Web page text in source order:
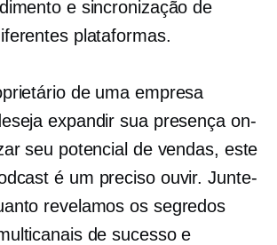
e sincronização de
plataformas.
de uma empresa
expandir sua presença on-
seu potencial de vendas, este
é um preciso ouvir. Junte-
revelamos os segredos
de sucesso e